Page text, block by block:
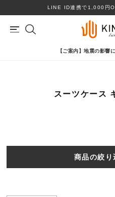
LINE ID連携で1,000円
リングサイズお直し対象
PRICE DOWN
【ご案内】地震の影響
スーツケース
商品の絞り